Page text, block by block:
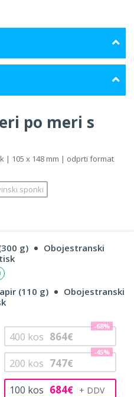
po meri s
| 105 x 148 mm | odprti format
sponki
g)
Obojestranski
(110 g)
Obojestranski
100 kos 684€
200 kos 747€
-45%
400 kos 864€
-68%